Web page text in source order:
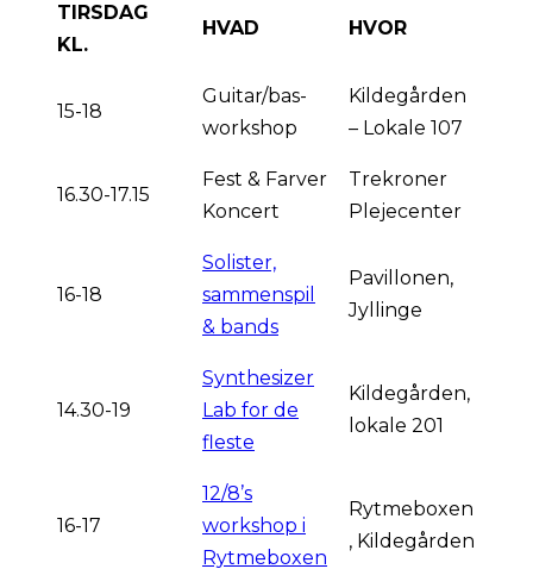
TIRSDAG
KL.
HVAD HVOR
15-18
Guitar/bas-
workshop
Kildegården
– Lokale 107
16.30-17.15
Fest & Farver
Koncert
Trekroner
Plejecenter
16-18
Solister,
sammenspil
& bands
Pavillonen,
Jyllinge
14.30-19
Synthesizer
Lab for de
fleste
Kildegården,
lokale 201
16-17
12/8’s
workshop i
Rytmeboxen
Rytmeboxen
, Kildegården